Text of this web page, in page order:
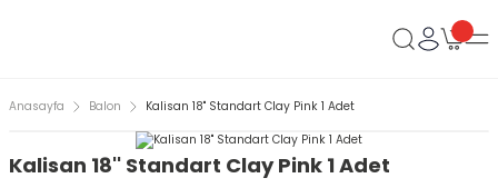
Anasayfa Balon Kalisan 18'' Standart Clay Pink 1 Adet
Kalisan 18'' Standart Clay Pink 1 Adet